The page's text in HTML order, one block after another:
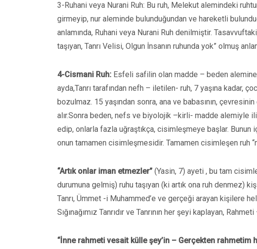
3-Ruhani veya Nurani Ruh: Bu ruh, Melekut alemindeki
girmeyip, nur aleminde bulunduğundan ve hareketli
anlamında, Ruhani veya Nurani Ruh denilmiştir.
taşıyan, Tanrı Velisi, Olgun İnsanın ruhunda yok” olmuş
4-Cismani Ruh: Esfeli safilin olan madde – beden alemine,
ayda,Tanrı tarafından nefh – iletilen- ruh, 7 yaşına kadar,
bozulmaz. 15 yaşından sonra, ana ve babasının,
alır.Sonra beden, nefs ve biyolojik –kirli- madde alemiyle
edip, onlarla fazla uğraştıkça, cisimleşmeye başlar.
onun tamamen cisimleşmesidir. Tamamen cisimleşen ruh
“Artık onlar iman etmezler” (Yasin, 7) ayeti , bu tam
durumuna gelmiş) ruhu taşıyan (ki artık ona ruh denmez)
Tanrı, Ümmet -i Muhammed’e ve gerçeği arayan kişilere
Sığınağımız Tanrıdır ve Tanrının her şeyi kaplayan, Rahmeti
“İnne rahmeti vesait külle şey’in – Gerçekten rahmetim